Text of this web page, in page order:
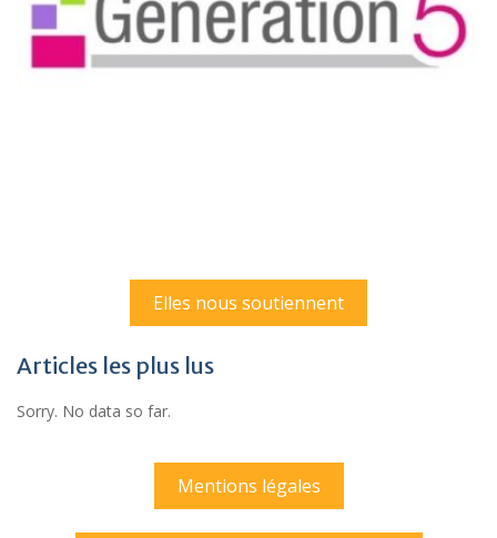
Elles nous soutiennent
Articles les plus lus
Sorry. No data so far.
Mentions légales